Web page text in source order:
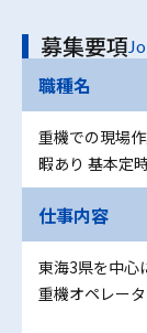
募集要項
職種名
重機での現場
暇あり 基本定
仕事内容
東海3県を中心
重機オペレー